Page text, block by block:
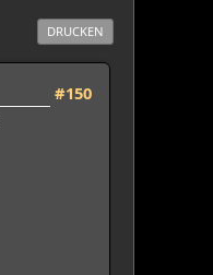
DRUCKEN
#150